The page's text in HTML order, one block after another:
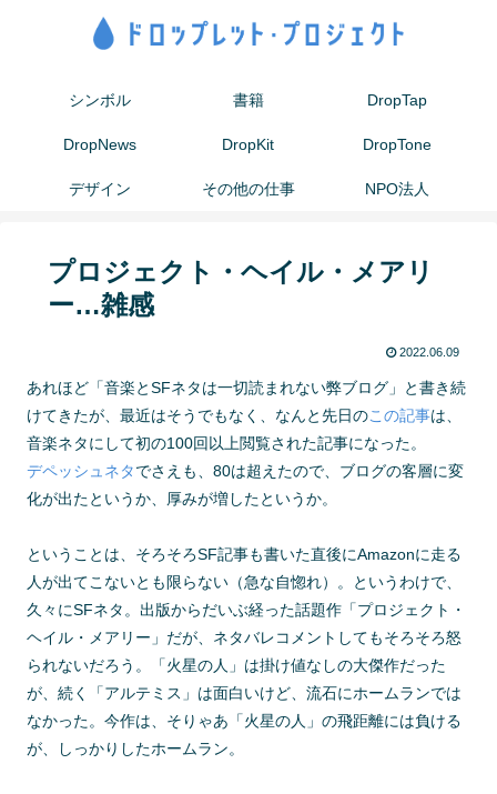
シンボル 書籍 DropTap
DropNews DropKit DropTone
デザイン その他の仕事 NPO法人
プロジェクト・ヘイル・メアリ
ー…雑感
2022.06.09
あれほど「音楽とSFネタは一切読まれない弊ブログ」と書き続
けてきたが、最近はそうでもなく、なんと先日のこの記事は、
音楽ネタにして初の100回以上閲覧された記事になった。
デペッシュネタでさえも、80は超えたので、ブログの客層に変
化が出たというか、厚みが増したというか。
ということは、そろそろSF記事も書いた直後にAmazonに走る
人が出てこないとも限らない（急な自惚れ）。というわけで、
久々にSFネタ。出版からだいぶ経った話題作「プロジェクト・
ヘイル・メアリー」だが、ネタバレコメントしてもそろそろ怒
られないだろう。「火星の人」は掛け値なしの大傑作だった
が、続く「アルテミス」は面白いけど、流石にホームランでは
なかった。今作は、そりゃあ「火星の人」の飛距離には負ける
が、しっかりしたホームラン。